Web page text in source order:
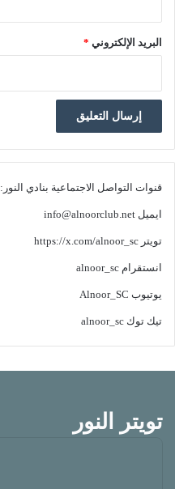
البريد الإلكتروني *
قنوات التواصل الاجتماعية بنادي النور:
ايميل info@alnoorclub.net
تويتر https://x.com/alnoor_sc
انستقرام alnoor_sc
يوتيوب Alnoor_SC
تيك توك alnoor_sc
تويتر النور